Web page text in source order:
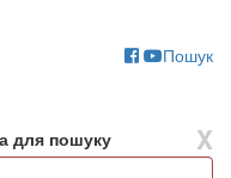
Пошук
X
для пошуку